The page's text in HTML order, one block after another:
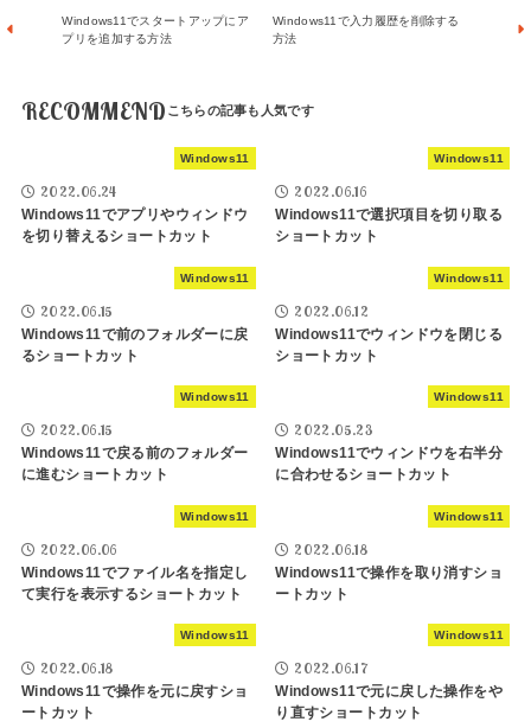
Windows11でスタートアップにア
プリを追加する方法
Windows11で入力履歴を削除する
方法
RECOMMEND
Windows11
2022.06.24
Windows11でアプリやウィンドウ
を切り替えるショートカット
Windows11
2022.06.16
Windows11で選択項目を切り取る
ショートカット
Windows11
2022.06.15
Windows11で前のフォルダーに戻
るショートカット
Windows11
2022.06.12
Windows11でウィンドウを閉じる
ショートカット
Windows11
2022.06.15
Windows11で戻る前のフォルダー
に進むショートカット
Windows11
2022.05.23
Windows11でウィンドウを右半分
に合わせるショートカット
Windows11
2022.06.06
Windows11でファイル名を指定し
て実行を表示するショートカット
Windows11
2022.06.18
Windows11で操作を取り消すショ
ートカット
Windows11
2022.06.18
Windows11で操作を元に戻すショ
ートカット
Windows11
2022.06.17
Windows11で元に戻した操作をや
り直すショートカット